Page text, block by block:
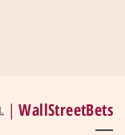
WallStreetBets
|